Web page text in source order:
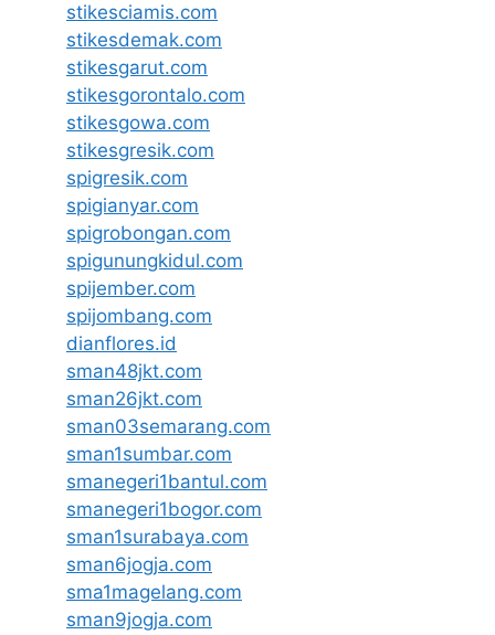
stikesciamis.com
stikesdemak.com
stikesgarut.com
stikesgorontalo.com
stikesgowa.com
stikesgresik.com
spigresik.com
spigianyar.com
spigrobongan.com
spigunungkidul.com
spijember.com
spijombang.com
dianflores.id
sman48jkt.com
sman26jkt.com
sman03semarang.com
sman1sumbar.com
smanegeri1bantul.com
smanegeri1bogor.com
sman1surabaya.com
sman6jogja.com
sma1magelang.com
sman9jogja.com